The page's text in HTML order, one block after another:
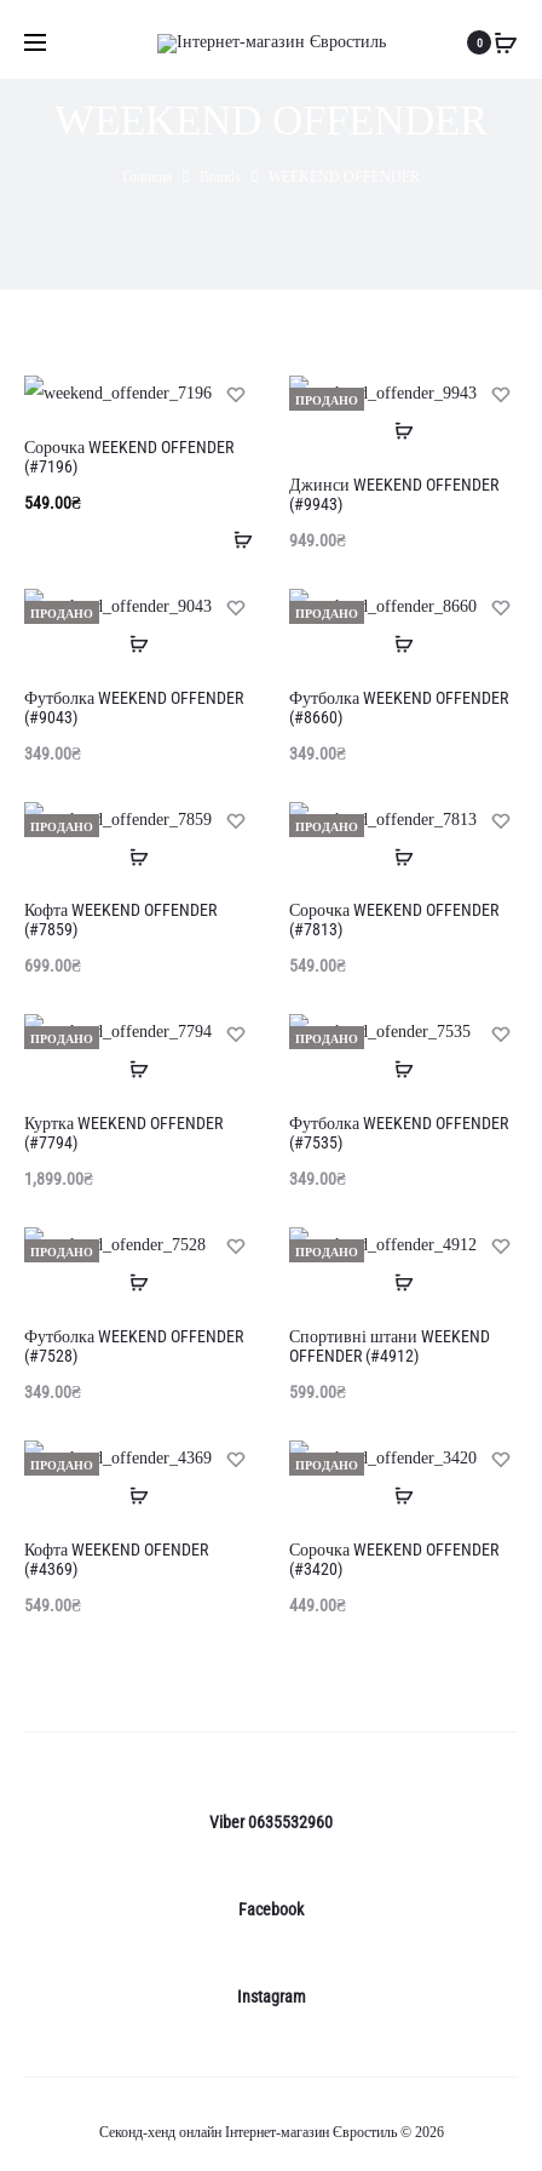
0
Додати
кошик
Сорочка WEEKEND OFFENDER
(#7196)
549.00₴
ПРОДАНО
Читати
Джинси WEEKEND OFFENDER
(#9943)
949.00₴
ПРОДАНО
Читати
Футболка WEEKEND OFFENDER
(#9043)
349.00₴
ПРОДАНО
Читати
Футболка WEEKEND OFFENDER
(#8660)
349.00₴
ПРОДАНО
Читати
Кофта WEEKEND OFFENDER
(#7859)
699.00₴
ПРОДАНО
Читати
Сорочка WEEKEND OFFENDER
(#7813)
549.00₴
ПРОДАНО
Читати
Куртка WEEKEND OFFENDER
(#7794)
1,899.00₴
ПРОДАНО
Читати
Футболка WEEKEND OFFENDER
(#7535)
349.00₴
ПРОДАНО
Читати
Футболка WEEKEND OFFENDER
(#7528)
349.00₴
ПРОДАНО
Читати
Спортивні штани WEEKEND
OFFENDER (#4912)
599.00₴
ПРОДАНО
Читати
Кофта WEEKEND OFENDER
(#4369)
549.00₴
ПРОДАНО
Читати
Сорочка WEEKEND OFFENDER
(#3420)
449.00₴
Viber 0635532960
Facebook
Instagram
Секонд-хенд онлайн Інтернет-магазин Євростиль © 2026